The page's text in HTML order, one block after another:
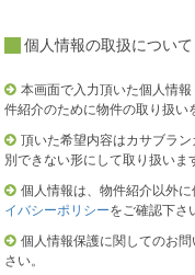
個人情報の取扱について
本画面で入力頂いた個人情
件紹介のために物件の取り扱い
頂いた希望内容はカサブラ
別できない形にして取り扱いま
個人情報は、物件紹介以外
イバシーポリシーをご確認下さ
個人情報保護に関してのお問
さい。